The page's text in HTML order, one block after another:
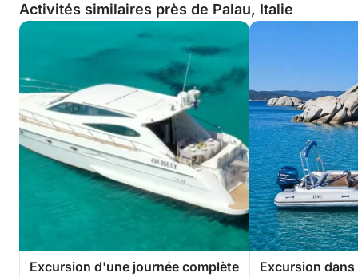
Activités similaires près de Palau, Italie
Excursion d'une journée complète
Excursion